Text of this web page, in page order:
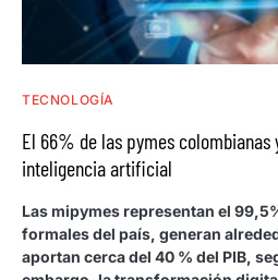
TECNOLOGÍA
El 66% de las pymes
inteligencia artificial
Las mipymes representan el
formales del país, generan
aportan cerca del 40 % del PIB,